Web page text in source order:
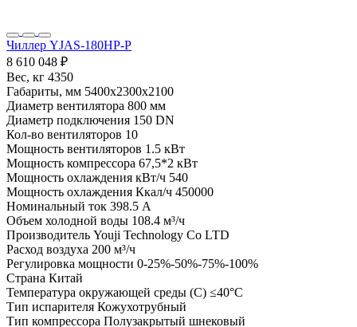
Чиллер YJAS-180HP-P
8 610 048 ₽
Вес, кг 4350
Габариты, мм 5400x2300x2100
Диаметр вентилятора 800 мм
Диаметр подключения 150 DN
Кол-во вентиляторов 10
Мощность вентиляторов 1.5 кВт
Мощность компрессора 67,5*2 кВт
Мощность охлаждения кВт/ч 540
Мощность охлаждения Ккал/ч 450000
Номинальный ток 398.5 А
Объем холодной воды 108.4 м³/ч
Производитель Youji Technology Co LTD
Расход воздуха 200 м³/ч
Регулировка мощности 0-25%-50%-75%-100%
Страна Китай
Температура окружающей среды (С) ≤40°C
Тип испарителя Кожухотрубный
Тип компрессора Полузакрытый шнековый